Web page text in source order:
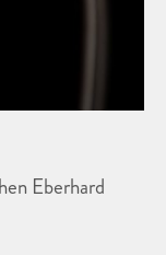
Eberhard